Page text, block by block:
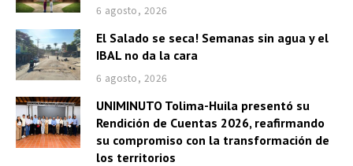
6 agosto, 2026
El Salado se seca! Semanas sin agua y el
IBAL no da la cara
6 agosto, 2026
UNIMINUTO Tolima-Huila presentó su
Rendición de Cuentas 2026, reafirmando
su compromiso con la transformación de
los territorios